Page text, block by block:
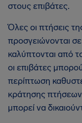
στους επιβάτες.
Όλες οι πτήσεις
προσγειώνονται
καλύπτονται από
οι επιβάτες
περίπτωση
κράτησης
μπορεί να